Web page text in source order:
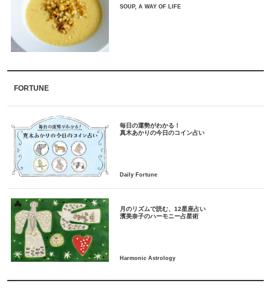
SOUP, A WAY OF LIFE
FORTUNE
毎日の運勢がわかる！
月のリズムで読む、12星座占い